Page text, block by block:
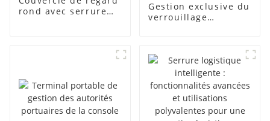
rond avec serrure
Gestion exclusive du
verrouillage